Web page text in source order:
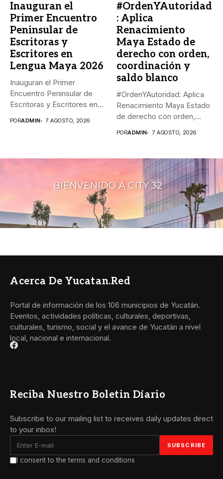
Inauguran el
Primer Encuentro
Peninsular de
Escritoras y
Escritores en
Lengua Maya 2026
Inauguran el Primer
Encuentro Peninsular de
Escritoras y Escritores en
PORADMIN 7 AGOSTO, 2026
#OrdenYAutoridad
: Aplica
Renacimiento
Maya Estado de
derecho con orden,
coordinación y
saldo blanco
#OrdenYAutoridad: Aplica
Renacimiento Maya Estado
de derecho con orden,
PORADMIN 7 AGOSTO, 2026
Acerca De Yucatan.red
Portal de información de los 106 municipios de Yucatán.
Eventos, actividades políticas, culturales, deportivas,
culturales, turismo, social y el avance de Yucatán a nivel
local, nacional e internacional.
Reciba Nuestro Boletin Díario
Subscribe to our mailing list to receives daily updates direct
to your inbox!
I consent to the terms and conditions